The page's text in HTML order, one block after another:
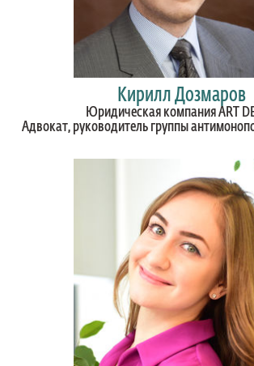
Кирилл Дозмаров
Юридическая компания ART
Адвокат, руководитель группы